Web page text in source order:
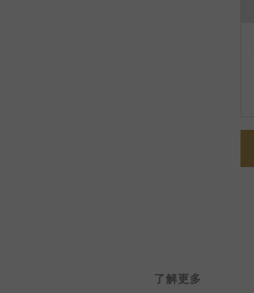
了解更多